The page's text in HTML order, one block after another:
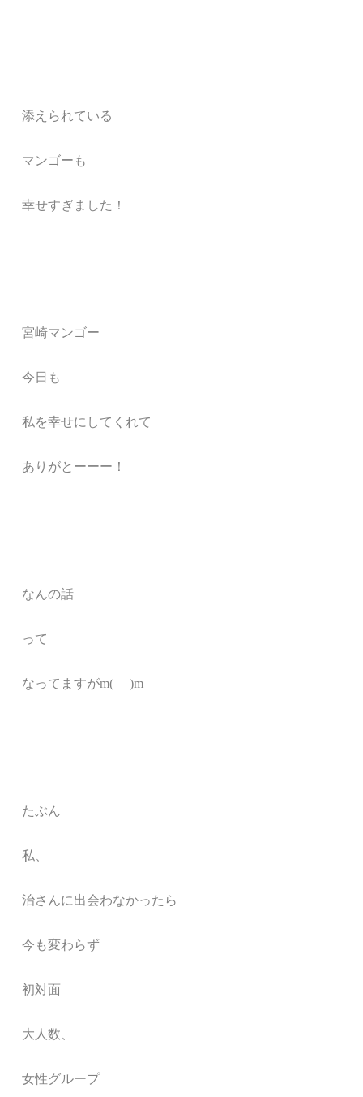
添えられている
マンゴーも
幸せすぎました！
宮崎マンゴー
今日も
私を幸せにしてくれて
ありがとーーー！
なんの話
って
なってますがm(_ _)m
たぶん
私、
治さんに出会わなかったら
今も変わらず
初対面
大人数、
女性グループ